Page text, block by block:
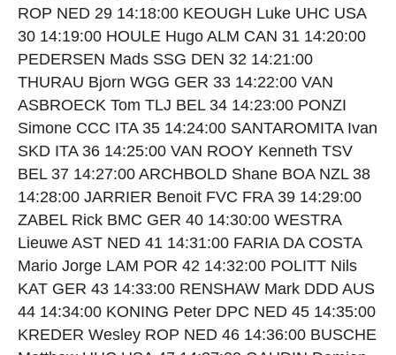
ROP NED 29 14:18:00 KEOUGH Luke UHC USA
30 14:19:00 HOULE Hugo ALM CAN 31 14:20:00
PEDERSEN Mads SSG DEN 32 14:21:00
THURAU Bjorn WGG GER 33 14:22:00 VAN
ASBROECK Tom TLJ BEL 34 14:23:00 PONZI
Simone CCC ITA 35 14:24:00 SANTAROMITA Ivan
SKD ITA 36 14:25:00 VAN ROOY Kenneth TSV
BEL 37 14:27:00 ARCHBOLD Shane BOA NZL 38
14:28:00 JARRIER Benoit FVC FRA 39 14:29:00
ZABEL Rick BMC GER 40 14:30:00 WESTRA
Lieuwe AST NED 41 14:31:00 FARIA DA COSTA
Mario Jorge LAM POR 42 14:32:00 POLITT Nils
KAT GER 43 14:33:00 RENSHAW Mark DDD AUS
44 14:34:00 KONING Peter DPC NED 45 14:35:00
KREDER Wesley ROP NED 46 14:36:00 BUSCHE